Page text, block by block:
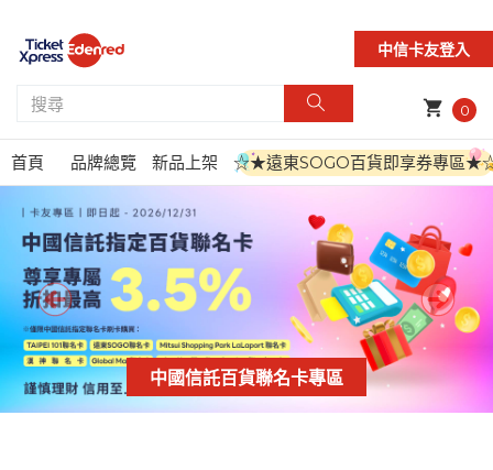
中信卡友登入
shopping_cart 0
首頁 品牌總覽 新品上架 ☆★遠東SOGO百貨即享券專區
中國信託百貨聯名卡專區